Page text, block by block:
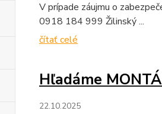
V prípade záujmu o
0918 184 999 Žilinský ...
čítať celé
Hľadáme
22.10.2025